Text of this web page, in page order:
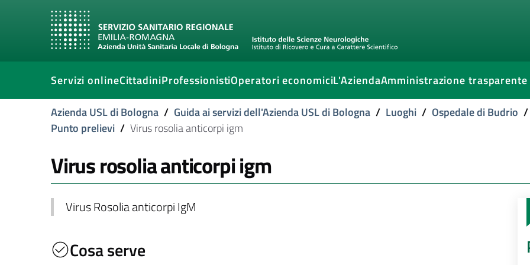
Servizi onlineCittadiniProfessionistiOperatori economiciL'AziendaAmministrazione trasparente
Azienda USL di Bologna / Guida ai servizi dell'Azienda USL di Bologna / Luoghi / Ospedale di Budrio /
Punto prelievi / Virus rosolia anticorpi igm
Virus rosolia anticorpi igm
Virus Rosolia anticorpi IgM
Cosa serve